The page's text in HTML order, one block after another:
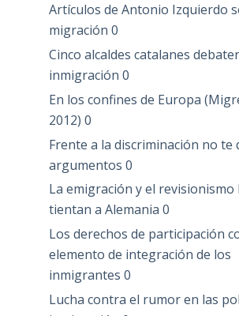
Artículos de Antonio Izquierdo
migración 0
Cinco alcaldes catalanes
inmigración 0
En los confines de Europa
2012) 0
Frente a la discriminación no te
argumentos 0
La emigración y el
tientan a Alemania 0
Los derechos de participación
elemento de integración de los
inmigrantes 0
Lucha contra el rumor en las